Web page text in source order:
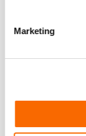
Marketing